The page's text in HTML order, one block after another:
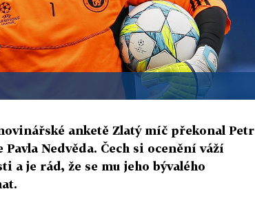
anketě Zlatý míč překonal Petr
Nedvěda. Čech si ocenění váží
a je rád, že se mu jeho bývalého